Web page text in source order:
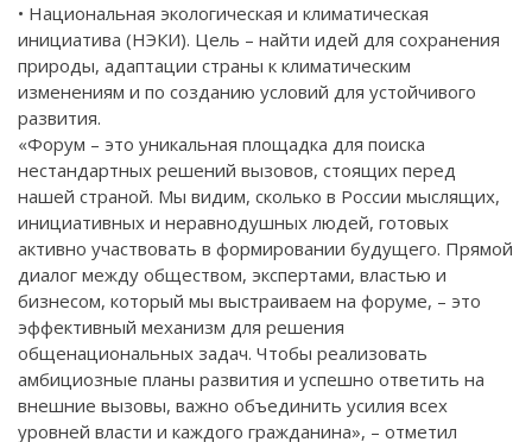
• Национальная экологическая и климатическая
инициатива (НЭКИ). Цель – найти идей для сохранения
природы, адаптации страны к климатическим
изменениям и по созданию условий для устойчивого
развития.
«Форум – это уникальная площадка для поиска
нестандартных решений вызовов, стоящих перед
нашей страной. Мы видим, сколько в России мыслящих,
инициативных и неравнодушных людей, готовых
активно участвовать в формировании будущего. Прямой
диалог между обществом, экспертами, властью и
бизнесом, который мы выстраиваем на форуме, – это
эффективный механизм для решения
общенациональных задач. Чтобы реализовать
амбициозные планы развития и успешно ответить на
внешние вызовы, важно объединить усилия всех
уровней власти и каждого гражданина», – отметил